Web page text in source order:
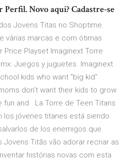
Perfil. Novo aqui? Cadastre-se
Jovens Titas no Shoptime.
várias marcas e com ótimas
Price Playset Imaginext Torre
Juegos y juguetes. Imaginext
kids who want "big kid"
don't want their kids to grow
fun and La Torre de Teen Titans
los jóvenes titanes está siendo
de los enemigos que
Titãs vão adorar recriar as
histórias novas com esta